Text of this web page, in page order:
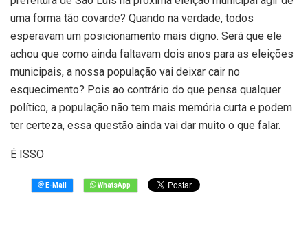
uma forma tão covarde? Quando na verdade, todos
esperavam um posicionamento mais digno. Será que ele
achou que como ainda faltavam dois anos para as eleições
municipais, a nossa população vai deixar cair no
esquecimento? Pois ao contrário do que pensa qualquer
político, a população não tem mais memória curta e podem
ter certeza, essa questão ainda vai dar muito o que falar.
É ISSO